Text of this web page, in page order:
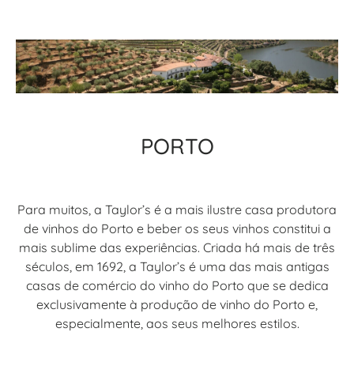
PORTO
Para muitos, a Taylor’s é a mais ilustre casa produtora
de vinhos do Porto e beber os seus vinhos constitui a
mais sublime das experiências. Criada há mais de três
séculos, em 1692, a Taylor’s é uma das mais antigas
casas de comércio do vinho do Porto que se dedica
exclusivamente à produção de vinho do Porto e,
especialmente, aos seus melhores estilos.